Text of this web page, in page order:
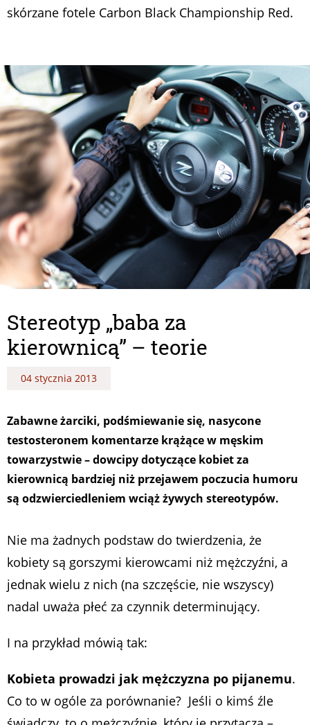
skórzane fotele Carbon Black Championship Red.
Stereotyp „baba za
kierownicą” – teorie
04 stycznia 2013
Zabawne żarciki, podśmiewanie się, nasycone
testosteronem komentarze krążące w męskim
towarzystwie – dowcipy dotyczące kobiet za
kierownicą bardziej niż przejawem poczucia humoru
są odzwierciedleniem wciąż żywych stereotypów.
Nie ma żadnych podstaw do twierdzenia, że
kobiety są gorszymi kierowcami niż mężczyźni, a
jednak wielu z nich (na szczęście, nie wszyscy)
nadal uważa płeć za czynnik determinujący.
I na przykład mówią tak:
Kobieta prowadzi jak mężczyzna po pijanemu.
Co to w ogóle za porównanie? Jeśli o kimś źle